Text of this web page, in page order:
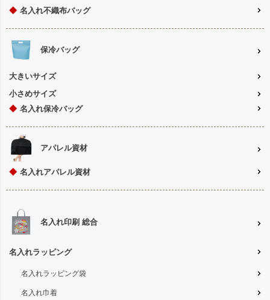
◆ 名入れ不織布バッグ
保冷バッグ
大きいサイズ
小さめサイズ
◆ 名入れ保冷バッグ
アパレル資材
◆ 名入れアパレル資材
名入れ印刷 総合
名入れラッピング
名入れラッピング袋
名入れ巾着